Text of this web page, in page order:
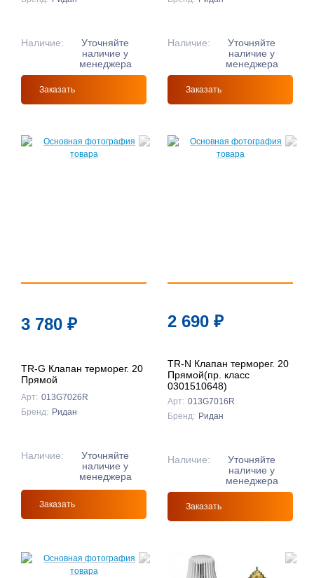
Наличие:
Уточняйте
наличие у
менеджера
Заказать
Наличие:
Уточняйте
наличие у
менеджера
Заказать
3 780 ₽
TR-G Клапан терморег. 20
Прямой
Арт: 013G7026R
Бренд: Ридан
Наличие:
Уточняйте
наличие у
менеджера
Заказать
2 690 ₽
TR-N Клапан терморег. 20
Прямой(пр. класс
0301510648)
Арт: 013G7016R
Бренд: Ридан
Наличие:
Уточняйте
наличие у
менеджера
Заказать